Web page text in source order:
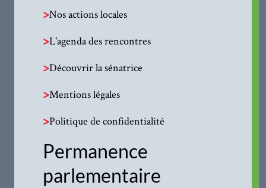
>Nos actions locales
>L'agenda des rencontres
>Découvrir la sénatrice
>Mentions légales
>Politique de confidentialité
Permanence
parlementaire